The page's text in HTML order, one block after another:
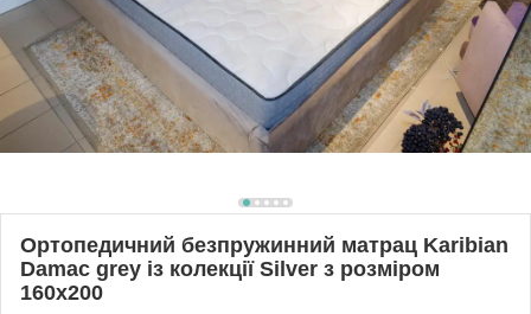
Ортопедичний безпружинний матрац Karibian
Damac grey із колекції Silver з розміром
160х200